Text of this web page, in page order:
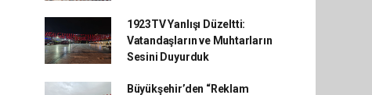
1923TV Yanlışı Düzeltti:
Vatandaşların ve Muhtarların
Sesini Duyurduk
Büyükşehir’den “Reklam